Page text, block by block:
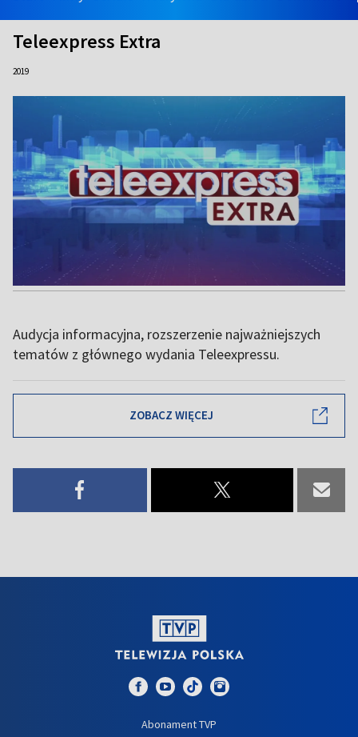
Teleexpress Extra
2019
Audycja informacyjna, rozszerzenie najważniejszych
tematów z głównego wydania Teleexpressu.
ZOBACZ WIĘCEJ
Abonament TVP